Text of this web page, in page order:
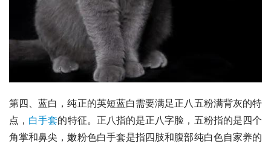
第四、蓝白，纯正的英短蓝白需要满足正八五粉满背灰的特
点， 白手套的特征。正八指的是正八字脸，五粉指的是四个
角掌和鼻尖，嫩粉色白手套是指四肢和腹部纯白色自家养的